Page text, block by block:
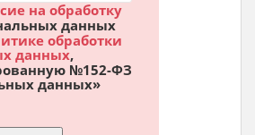
на обработку
данных
обработки
данных,
№152-ФЗ
данных»